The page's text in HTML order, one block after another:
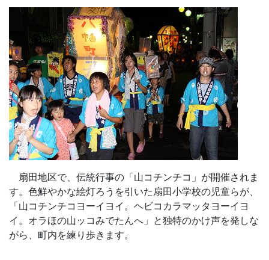
扇田地区で、伝統行事の「山コチンチコ」が開催されま
す。色鮮やかな絵灯ろうを引いた扇田小学校の児童らが、
「山コチンチコヨーイヨイ。ヘビコカラマッタヨーイヨ
イ。オラほの山ッコみでたんへ」と独特のかけ声を発しな
がら、町内を練り歩きます。